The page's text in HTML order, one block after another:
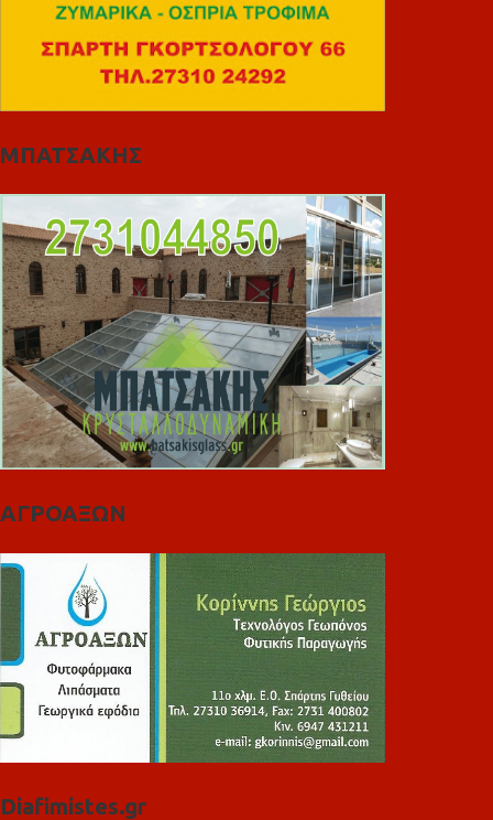
ΜΠΑΤΣΑΚΗΣ
ΑΓΡΟΑΞΩΝ
Diafimistes.gr